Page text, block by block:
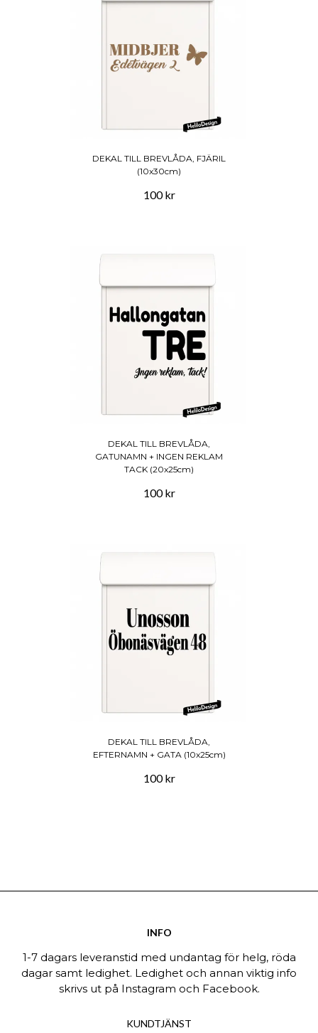
DEKAL TILL BREVLÅDA, FJÄRIL
(10x30cm)
100 kr
DEKAL TILL BREVLÅDA,
GATUNAMN + INGEN REKLAM
TACK (20x25cm)
100 kr
DEKAL TILL BREVLÅDA,
EFTERNAMN + GATA (10x25cm)
100 kr
INFO
1-7 dagars leveranstid med undantag för helg, röda
dagar samt ledighet. Ledighet och annan viktig info
skrivs ut på Instagram och Facebook.
KUNDTJÄNST